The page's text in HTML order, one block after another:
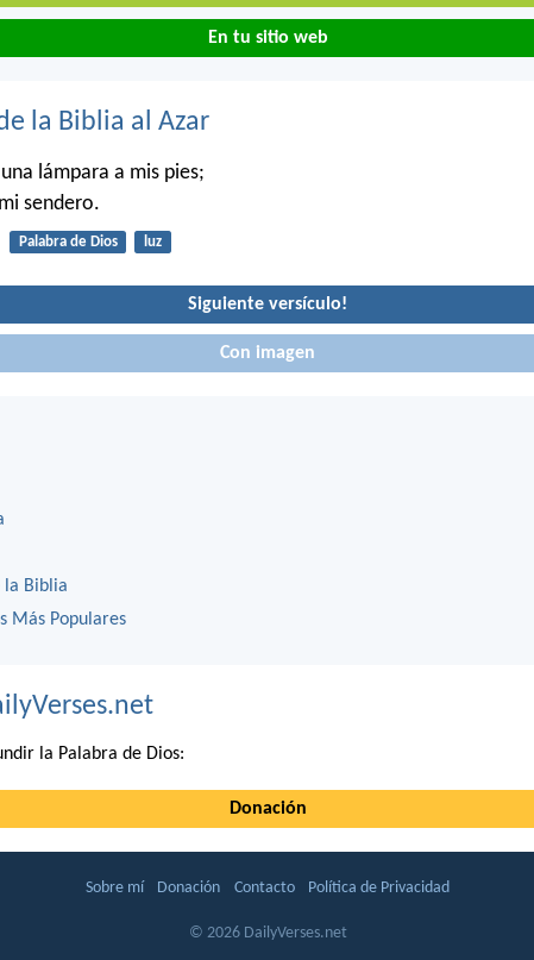
En tu sitio web
la Biblia al Azar
lámpara a mis pies;
sendero.
Palabra de Dios luz
Siguiente versículo!
Con imagen
la Biblia
Más Populares
la Palabra de Dios:
Donación
Sobre mí Donación Contacto Política de Privacidad
© 2026 DailyVerses.net